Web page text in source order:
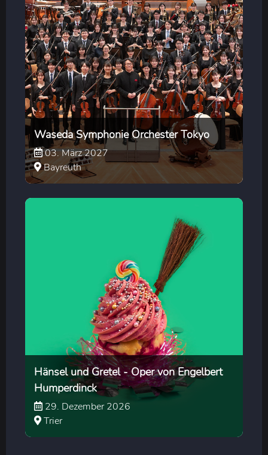
Waseda Symphonie Orchester Tokyo
03. März 2027
Bayreuth
Hänsel und Gretel - Oper von Engelbert
Humperdinck
29. Dezember 2026
Trier